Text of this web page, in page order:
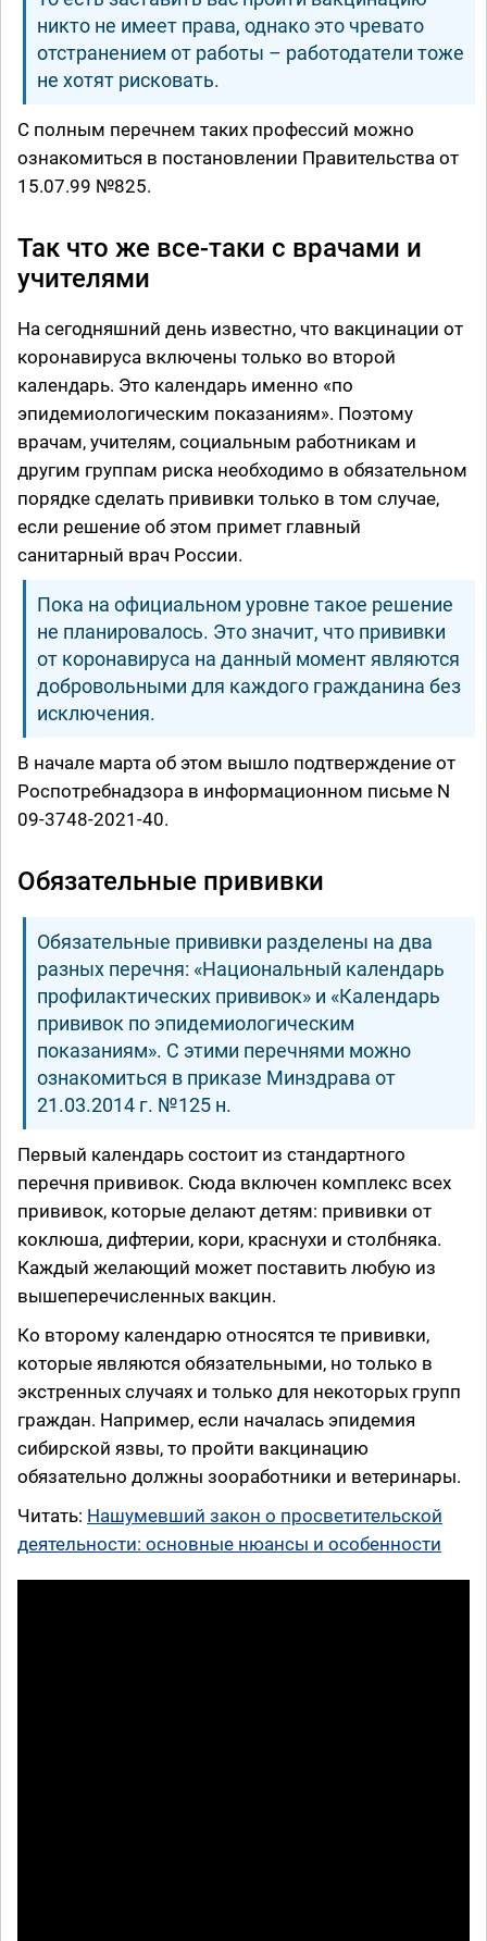
никто не имеет права, однако это чревато
отстранением от работы – работодатели тоже
не хотят рисковать.
С полным перечнем таких профессий можно
ознакомиться в постановлении Правительства от
15.07.99 №825.
Так что же все-таки с врачами и
учителями
На сегодняшний день известно, что вакцинации от
коронавируса включены только во второй
календарь. Это календарь именно «по
эпидемиологическим показаниям». Поэтому
врачам, учителям, социальным работникам и
другим группам риска необходимо в обязательном
порядке сделать прививки только в том случае,
если решение об этом примет главный
санитарный врач России.
Пока на официальном уровне такое решение
не планировалось. Это значит, что прививки
от коронавируса на данный момент являются
добровольными для каждого гражданина без
исключения.
В начале марта об этом вышло подтверждение от
Роспотребнадзора в информационном письме N
09-3748-2021-40.
Обязательные прививки
Обязательные прививки разделены на два
разных перечня: «Национальный календарь
профилактических прививок» и «Календарь
прививок по эпидемиологическим
показаниям». С этими перечнями можно
ознакомиться в приказе Минздрава от
21.03.2014 г. №125 н.
Первый календарь состоит из стандартного
перечня прививок. Сюда включен комплекс всех
прививок, которые делают детям: прививки от
коклюша, дифтерии, кори, краснухи и столбняка.
Каждый желающий может поставить любую из
вышеперечисленных вакцин.
Ко второму календарю относятся те прививки,
которые являются обязательными, но только в
экстренных случаях и только для некоторых групп
граждан. Например, если началась эпидемия
сибирской язвы, то пройти вакцинацию
обязательно должны зооработники и ветеринары.
Читать: Нашумевший закон о просветительской
деятельности: основные нюансы и особенности